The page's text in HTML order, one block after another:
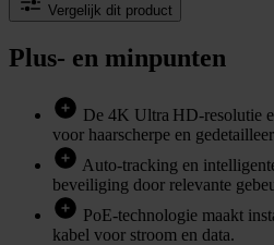
Vergelijk dit product
Plus- en minpunten
De 4K Ultra HD‑resolutie
voor haarscherpe en
Auto‑tracking en
beveiliging door relevante
PoE‑technologie maakt
kabel voor stroom en data.